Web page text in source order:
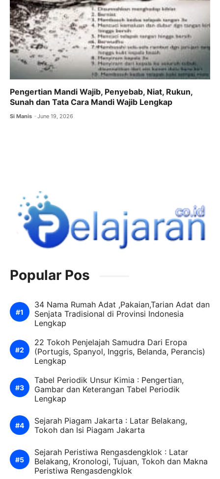
Pengertian Mandi Wajib, Penyebab, Niat, Rukun,
Sunah dan Tata Cara Mandi Wajib Lengkap
Si Manis June 19, 2026
Popular Pos
34 Nama Rumah Adat ,Pakaian,Tarian Adat dan
Senjata Tradisional di Provinsi Indonesia
Lengkap
22 Tokoh Penjelajah Samudra Dari Eropa
(Portugis, Spanyol, Inggris, Belanda, Perancis)
Lengkap
Tabel Periodik Unsur Kimia : Pengertian,
Gambar dan Keterangan Tabel Periodik
Lengkap
Sejarah Piagam Jakarta : Latar Belakang,
Tokoh dan Isi Piagam Jakarta
Sejarah Peristiwa Rengasdengklok : Latar
Belakang, Kronologi, Tujuan, Tokoh dan Makna
Peristiwa Rengasdengklok